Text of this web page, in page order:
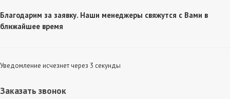
Благодарим за заявку. Наши менеджеры свяжутся с Вами в
ближайшее время
Уведомление исчезнет через 3 секунды
Заказать звонок